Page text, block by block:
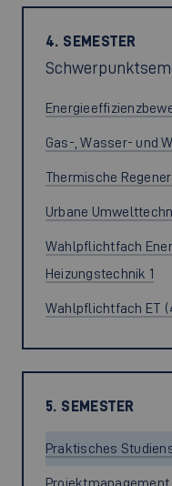
4. SEMESTER
Gas-, Wasser- und
Thermische
Urbane
Wahlpflichtfach
Heizungstechnik 1
Wahlpflichtfach ET
5. SEMESTER
Praktisches
Projektmanagement